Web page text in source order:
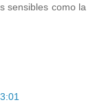
sensibles como la